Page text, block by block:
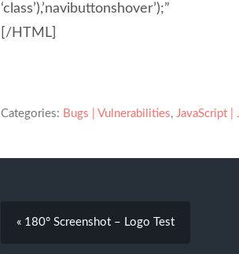
‘class’),’navibuttonshover’);”
[/HTML]
Categories: Bugs | Vulnerabilities, JavaScript |
« 180° Screenshot – Logo Test